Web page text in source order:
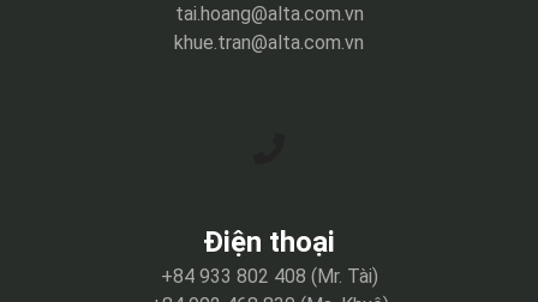
tai.hoang@alta.com.vn
khue.tran@alta.com.vn
Điện thoại
+84 933 802 408 (Mr. Tài)